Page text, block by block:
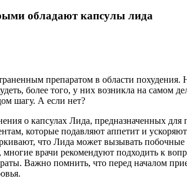
обладают капсулы лида
препаратом в области
более того, у них возникла на
шагу. А если нет?
о капсулах Лида, предназначенных
которые подавляют аппетит и
что Лида может вызывать
врачи рекомендуют подходить к
Важно помнить, что перед началом